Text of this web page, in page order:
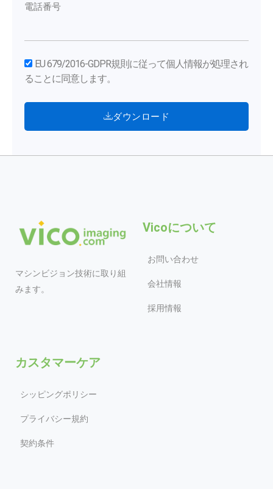
電話番号
EU 679/2016-GDPR規則に従って個人情報が処理され
ることに同意します。
ダウンロード
マシンビジョン技術に取り組
みます。
Vicoについて
お問い合わせ
会社情報
採用情報
カスタマーケア
シッピングポリシー
プライバシー規約
契約条件